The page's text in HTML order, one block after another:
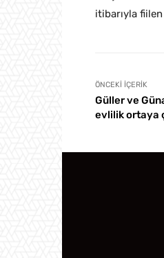
itibarıyla fiilen
ÖNCEKI İÇERIK
Güller ve
evlilik ortaya